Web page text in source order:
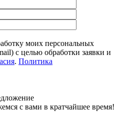
моих персональных
с целью обработки заявки и
. Политика
с вами в кратчайшее время!